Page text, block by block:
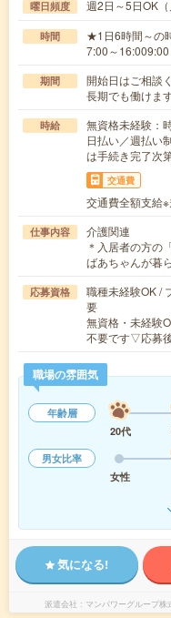
曜日頻度 週2日～5日OK
時間
★1日6時間～の
7:00～
期間
開始日はご相
長期でも働けま
時給
無資格未経験
日払い／週払い
は手続き完了次
交通費
交通費全額支給
仕事内容
介護関連
＊入居者の方の
ばあちゃんが暮
応募資格
職種未経験OK /
要
無資格・未経験
不要です▽応募
職場の雰囲気
年齢層
20代
男女比率
女性
気になる!
派遣会社 マンパワーグループ